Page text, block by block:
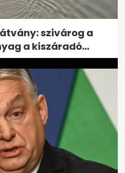
Csőre Gábor: a
hangját
szivárog a
a kiszáradó...